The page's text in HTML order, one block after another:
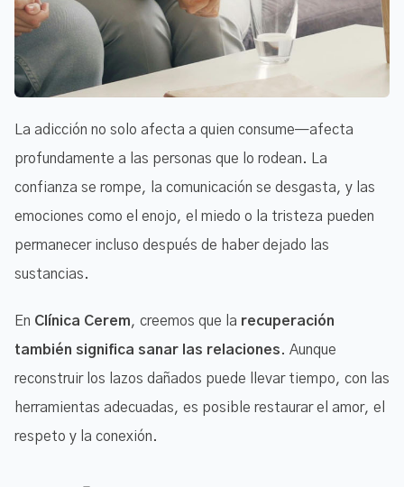
La adicción no solo afecta a quien consume—afecta
profundamente a las personas que lo rodean. La
confianza se rompe, la comunicación se desgasta, y las
emociones como el enojo, el miedo o la tristeza pueden
permanecer incluso después de haber dejado las
sustancias.
En Clínica Cerem, creemos que la recuperación
también significa sanar las relaciones. Aunque
reconstruir los lazos dañados puede llevar tiempo, con las
herramientas adecuadas, es posible restaurar el amor, el
respeto y la conexión.